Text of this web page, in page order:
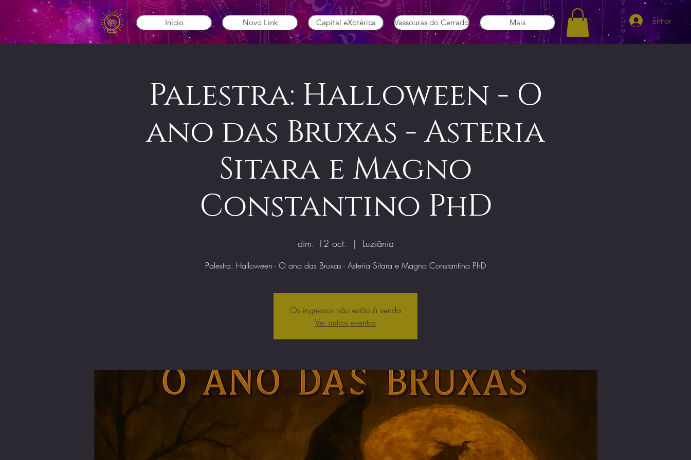
Entrar
Início Novo Link Capital eXotérica Vassouras do Cerrado Mais
Palestra: Halloween - O
ano das Bruxas - Asteria
Sitara e Magno
Constantino PhD
dim. 12 oct.
  |
Luziânia
Palestra: Halloween - O ano das Bruxas - Asteria Sitara e Magno Constantino PhD
Os ingressos não estão à venda
Ver outros eventos